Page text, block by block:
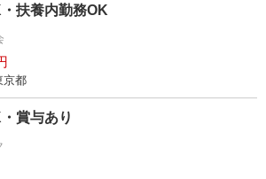
扶養内勤務OK
京都
賞与あり